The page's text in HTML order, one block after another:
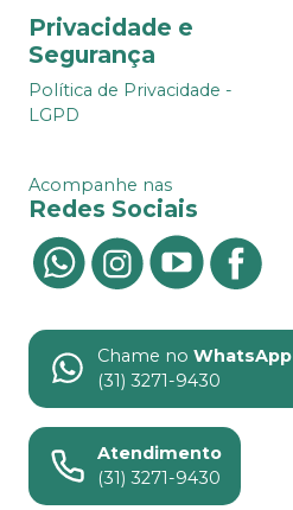
Privacidade e
Segurança
Política de Privacidade -
LGPD
Acompanhe nas
Redes Sociais
Chame no WhatsApp
(31) 3271-9430
Atendimento
(31) 3271-9430